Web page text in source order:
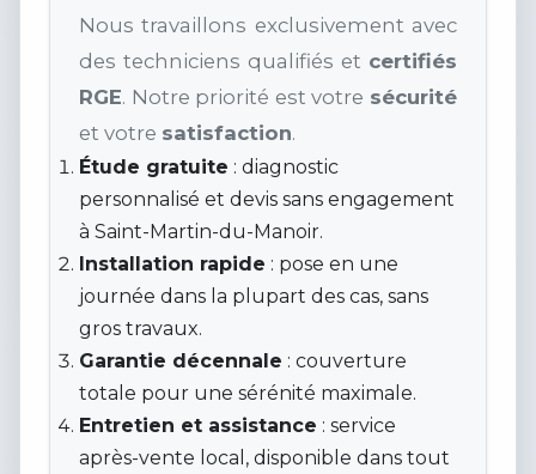
Nous travaillons exclusivement avec
des techniciens qualifiés et certifiés
RGE. Notre priorité est votre sécurité
et votre satisfaction.
Étude gratuite : diagnostic
personnalisé et devis sans engagement
à Saint-Martin-du-Manoir.
Installation rapide : pose en une
journée dans la plupart des cas, sans
gros travaux.
Garantie décennale : couverture
totale pour une sérénité maximale.
Entretien et assistance : service
après-vente local, disponible dans tout